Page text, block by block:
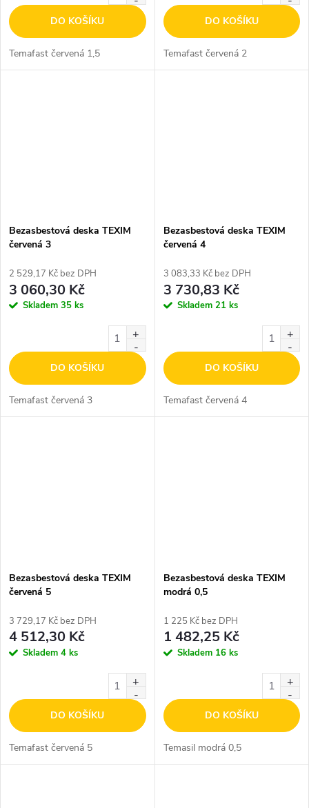
DO KOŠÍKU
Temafast červená 1,5
DO KOŠÍKU
Temafast červená 2
Bezasbestová deska TEXIM
červená 3
2 529,17 Kč bez DPH
3 060,30 Kč
Skladem 35 ks
DO KOŠÍKU
Temafast červená 3
Bezasbestová deska TEXIM
červená 4
3 083,33 Kč bez DPH
3 730,83 Kč
Skladem 21 ks
DO KOŠÍKU
Temafast červená 4
Bezasbestová deska TEXIM
červená 5
3 729,17 Kč bez DPH
4 512,30 Kč
Skladem 4 ks
DO KOŠÍKU
Temafast červená 5
Bezasbestová deska TEXIM
modrá 0,5
1 225 Kč bez DPH
1 482,25 Kč
Skladem 16 ks
DO KOŠÍKU
Temasil modrá 0,5